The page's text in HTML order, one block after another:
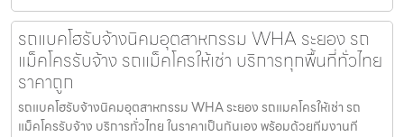
รถแบคโฮรับจ้างนิคมอุตสาหกรรม WHA ระยอง รถ
แม็คโครรับจ้าง รถแม็คโครให้เช่า บริการทุกพื้นที่ทั่วไทย
ราคาถูก
รถแบคโฮรับจ้างนิคมอุตสาหกรรม WHA ระยอง รถแมคโครให้เช่า รถ
แม็คโครรับจ้าง บริการทั่วไทย ในราคาเป็นกันเอง พร้อมด้วยทีมงานที